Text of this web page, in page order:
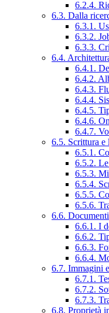
6.2.4.
6.3. Dalla
6.3.1.
6.3.2.
6.3.3.
6.4.
6.4.1.
6.4.2.
6.4.3.
6.4.4.
6.4.5.
6.4.6.
6.4.7.
6.5. Scrittura e
6.5.1.
6.5.2.
6.5.3.
6.5.4.
6.5.5.
6.5.6.
6.6. Documenti
6.6.1. I
6.6.2.
6.6.3.
6.6.4.
6.7. Immagini
6.7.1.
6.7.2.
6.7.3.
6.8. Proprietà